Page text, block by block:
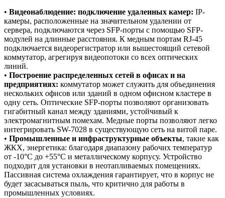
• Видеонаблюдение: подключение удаленных камер: IP-
камеры, расположенные на значительном удалении от
сервера, подключаются через SFP-порты с помощью SFP-
модулей на длинные расстояния. К медным портам RJ-45
подключается видеорегистратор или вышестоящий сетевой
коммутатор, агрегируя видеопотоки со всех оптических
линий.
• Построение распределенных сетей в офисах и на
предприятиях: коммутатор может служить для объединения
нескольких офисов или зданий в одном офисном кластере в
одну сеть. Оптические SFP-порты позволяют организовать
гигабитный канал между зданиями, устойчивый к
электромагнитным помехам. Медные порты позволяют легко
интегрировать SW-7028 в существующую сеть на витой паре.
• Промышленные и инфраструктурные объекты, такие как
ЖКХ, энергетика: благодаря диапазону рабочих температур
от -10°C до +55°C и металлическому корпусу. Устройство
подходит для установки в неотапливаемых помещениях.
Пассивная система охлаждения гарантирует, что в корпус не
будет засасываться пыль, что критично для работы в
промышленных условиях.